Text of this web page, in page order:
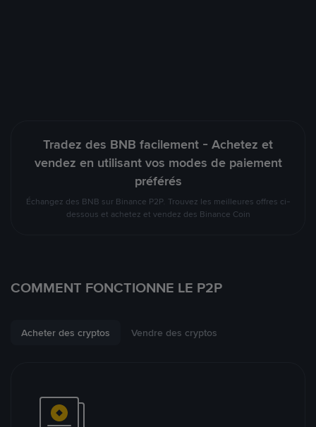
Tradez des BNB facilement - Achetez et
vendez en utilisant vos modes de paiement
préférés
Échangez des BNB sur Binance P2P. Trouvez les meilleures offres ci-
dessous et achetez et vendez des Binance Coin
COMMENT FONCTIONNE LE P2P
Acheter des cryptos Vendre des cryptos